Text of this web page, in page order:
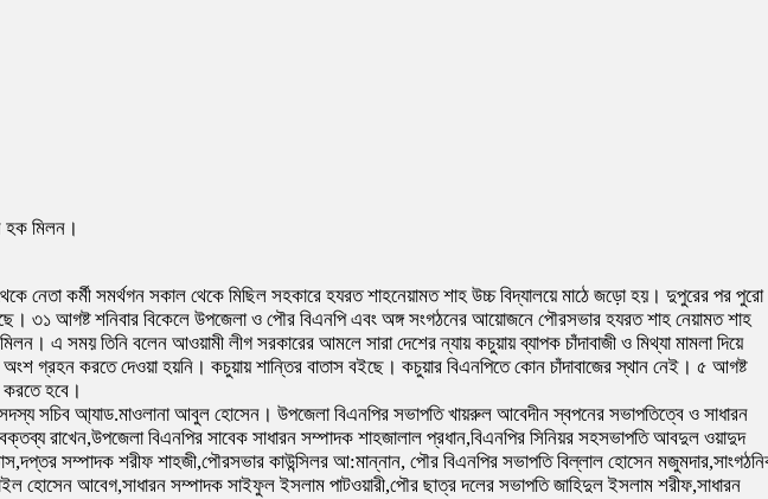
হক মিলন।
নেতা কর্মী সমর্থগন সকাল থেকে মিছিল সহকারে হযরত শাহনেয়ামত শাহ উচ্চ বিদ্যালয়ে মাঠে জড়ো হয়। দুপুরের পর পুরো
৩১ আগষ্ট শনিবার বিকেলে উপজেলা ও পৌর বিএনপি এবং অঙ্গ সংগঠনের আয়োজনে পৌরসভার হযরত শাহ নেয়ামত শাহ
এ সময় তিনি বলেন আওয়ামী লীগ সরকারের আমলে সারা দেশের ন্যায় কচুয়ায় ব্যাপক চাঁদাবাজী ও মিথ্যা মামলা দিয়ে
অংশ গ্রহন করতে দেওয়া হয়নি। কচুয়ায় শান্তির বাতাস বইছে। কচুয়ার বিএনপিতে কোন চাঁদাবাজের স্থান নেই। ৫ আগষ্ট
করতে হবে।
সদস্য সচিব আ্যাড.মাওলানা আবুল হোসেন। উপজেলা বিএনপির সভাপতি খায়রুল আবেদীন স্বপনের সভাপতিত্বে ও সাধারন
রাখেন,উপজেলা বিএনপির সাবেক সাধারন সম্পাদক শাহজালাল প্রধান,বিএনপির সিনিয়র সহসভাপতি আবদুল ওয়াদুদ
সম্পাদক শরীফ শাহজী,পৌরসভার কাউন্সিলর আ:মান্নান, পৌর বিএনপির সভাপতি বিল্লাল হোসেন
হোসেন আবেগ,সাধারন সম্পাদক সাইফুল ইসলাম পাটওয়ারী,পৌর ছাত্র দলের সভাপতি জাহিদুল ইসলাম শরীফ,সাধারন